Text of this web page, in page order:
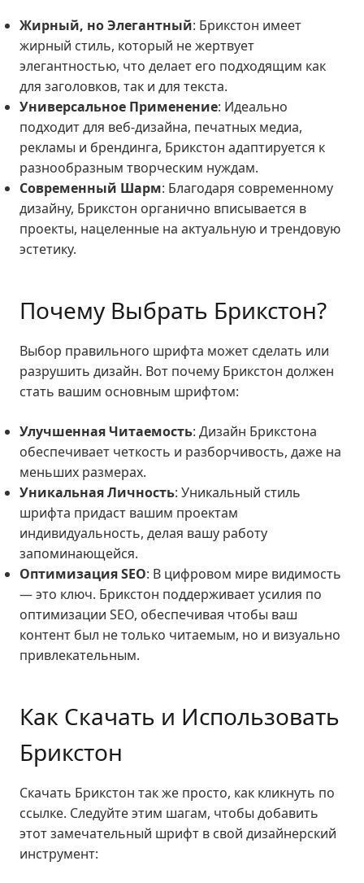
Жирный, но Элегантный: Брикстон имеет
жирный стиль, который не жертвует
элегантностью, что делает его подходящим как
для заголовков, так и для текста.
Универсальное Применение: Идеально
подходит для веб-дизайна, печатных медиа,
рекламы и брендинга, Брикстон адаптируется к
разнообразным творческим нуждам.
Современный Шарм: Благодаря современному
дизайну, Брикстон органично вписывается в
проекты, нацеленные на актуальную и трендовую
эстетику.
Почему Выбрать Брикстон?
Выбор правильного шрифта может сделать или
разрушить дизайн. Вот почему Брикстон должен
стать вашим основным шрифтом:
Улучшенная Читаемость: Дизайн Брикстона
обеспечивает четкость и разборчивость, даже на
меньших размерах.
Уникальная Личность: Уникальный стиль
шрифта придаст вашим проектам
индивидуальность, делая вашу работу
запоминающейся.
Оптимизация SEO: В цифровом мире видимость
— это ключ. Брикстон поддерживает усилия по
оптимизации SEO, обеспечивая чтобы ваш
контент был не только читаемым, но и визуально
привлекательным.
Как Скачать и Использовать
Брикстон
Скачать Брикстон так же просто, как кликнуть по
ссылке. Следуйте этим шагам, чтобы добавить
этот замечательный шрифт в свой дизайнерский
инструмент: